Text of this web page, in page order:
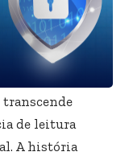
transcende
de leitura
A história